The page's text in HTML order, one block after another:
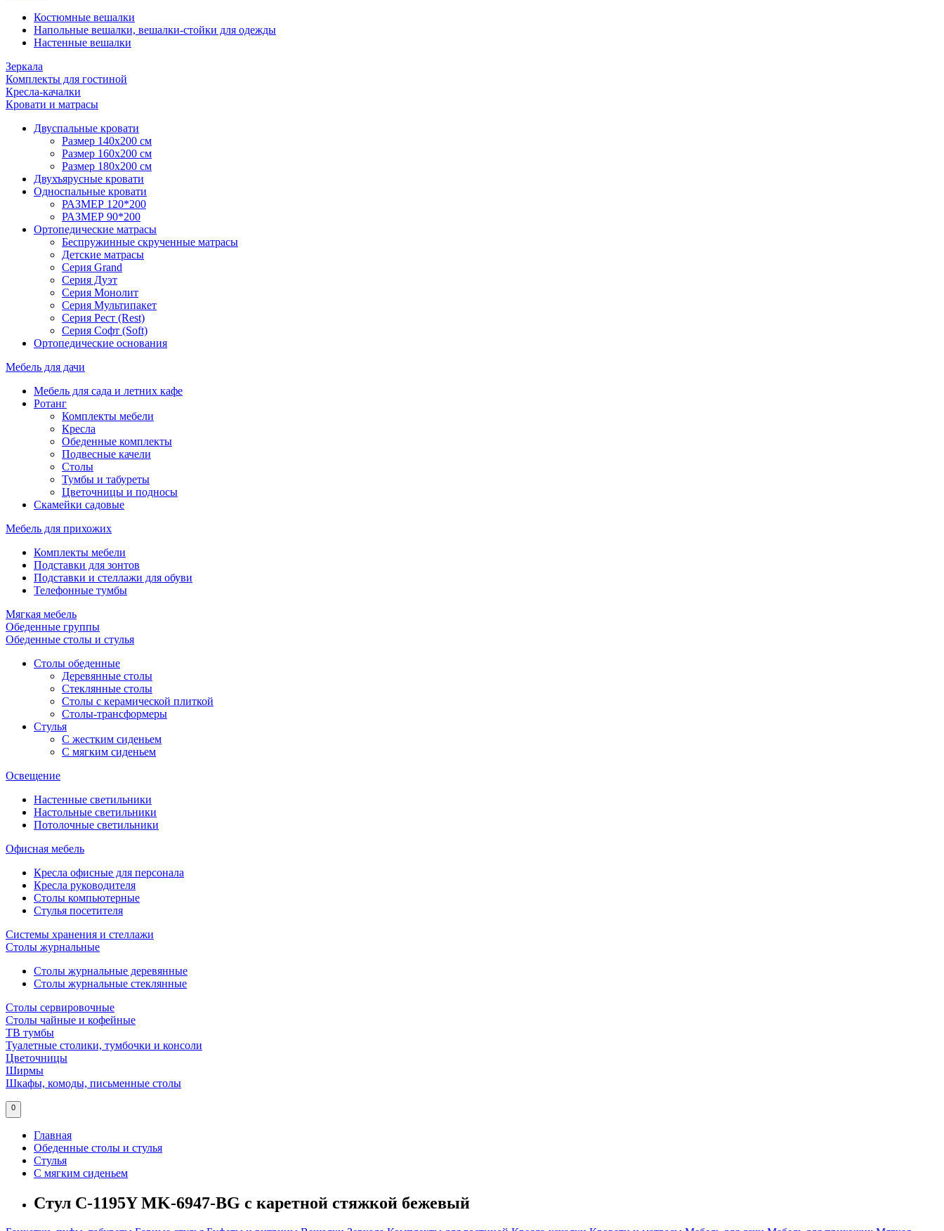
Костюмные вешалки
Напольные вешалки, вешалки-стойки для одежды
Настенные вешалки
Зеркала
Комплекты для гостиной
Кресла-качалки
Кровати и матрасы
Двуспальные кровати
Размер 140х200 см
Размер 160х200 см
Размер 180х200 см
Двухъярусные кровати
Односпальные кровати
РАЗМЕР 120*200
РАЗМЕР 90*200
Ортопедические матрасы
Беспружинные скрученные матрасы
Детские матрасы
Серия Grand
Серия Дуэт
Серия Монолит
Серия Мультипакет
Серия Рест (Rest)
Серия Софт (Soft)
Ортопедические основания
Мебель для дачи
Мебель для сада и летних кафе
Ротанг
Комплекты мебели
Кресла
Обеденные комплекты
Подвесные качели
Столы
Тумбы и табуреты
Цветочницы и подносы
Скамейки садовые
Мебель для прихожих
Комплекты мебели
Подставки для зонтов
Подставки и стеллажи для обуви
Телефонные тумбы
Мягкая мебель
Обеденные группы
Обеденные столы и стулья
Столы обеденные
Деревянные столы
Стеклянные столы
Столы с керамической плиткой
Столы-трансформеры
Стулья
С жестким сиденьем
С мягким сиденьем
Освещение
Настенные светильники
Настольные светильники
Потолочные светильники
Офисная мебель
Кресла офисные для персонала
Кресла руководителя
Столы компьютерные
Стулья посетителя
Системы хранения и стеллажи
Столы журнальные
Столы журнальные деревянные
Столы журнальные стеклянные
Столы сервировочные
Столы чайные и кофейные
ТВ тумбы
Туалетные столики, тумбочки и консоли
Цветочницы
Ширмы
Шкафы, комоды, письменные столы
0
Главная
Обеденные столы и стулья
Стулья
С мягким сиденьем
Стул C-1195Y MK-6947-BG с каретной стяжкой бежевый